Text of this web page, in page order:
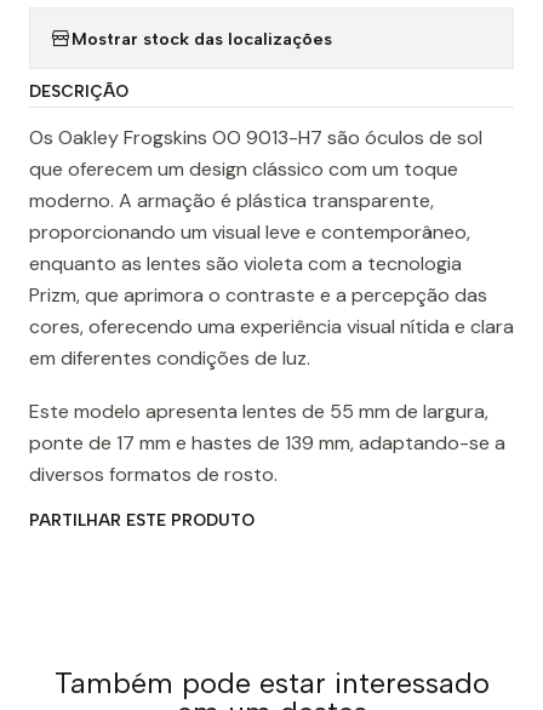
Mostrar stock das localizações
DESCRIÇÃO
Os Oakley Frogskins OO 9013-H7 são óculos de sol
que oferecem um design clássico com um toque
moderno. A armação é plástica transparente,
proporcionando um visual leve e contemporâneo,
enquanto as lentes são violeta com a tecnologia
Prizm, que aprimora o contraste e a percepção das
cores, oferecendo uma experiência visual nítida e clara
em diferentes condições de luz.
Este modelo apresenta lentes de 55 mm de largura,
ponte de 17 mm e hastes de 139 mm, adaptando-se a
diversos formatos de rosto.
PARTILHAR ESTE PRODUTO
Também pode estar interessado